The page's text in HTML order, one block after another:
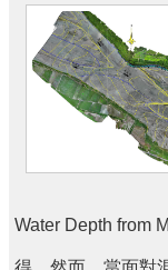
電
報
(典
Water Depth from